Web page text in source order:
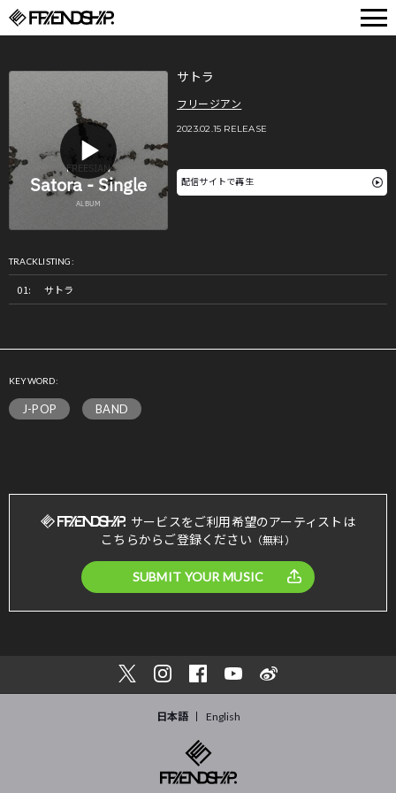
サトラ
フリージアン
2023.02.15 RELEASE
配信サイトで再生
TRACKLISTING:
サトラ
KEYWORD:
J-POP BAND
サービスをご利用希望のアーティストは
こちらからご登録ください （無料）
SUBMIT YOUR MUSIC
日本語 English